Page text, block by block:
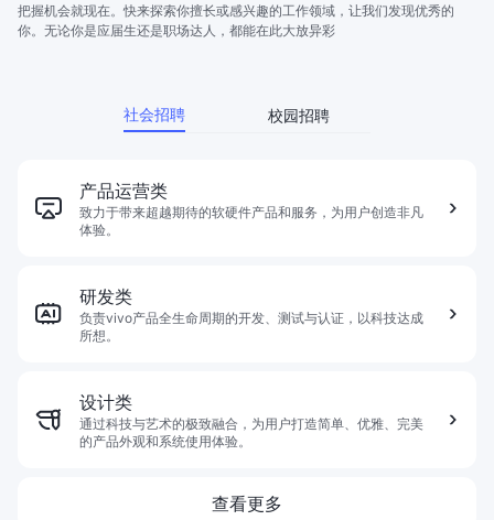
把握机会就现在。快来探索你擅长或感兴趣的工作领域，让我们发现优秀的
你。无论你是应届生还是职场达人，都能在此大放异彩
社会招聘 校园招聘
产品运营类
致力于带来超越期待的软硬件产品和服务，为用户创造非凡
体验。
研发类
负责vivo产品全生命周期的开发、测试与认证，以科技达成
所想。
设计类
通过科技与艺术的极致融合，为用户打造简单、优雅、完美
的产品外观和系统使用体验。
查看更多